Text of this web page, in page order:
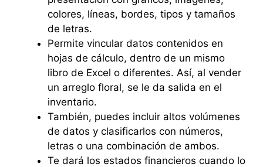
colores, líneas, bordes, tipos y tamaños
de letras.
Permite vincular datos contenidos en
hojas de cálculo, dentro de un mismo
libro de Excel o diferentes. Así, al vender
un arreglo floral, se le da salida en el
inventario.
También, puedes incluir altos volúmenes
de datos y clasificarlos con números,
letras o una combinación de ambos.
Te dará los estados financieros cuando lo